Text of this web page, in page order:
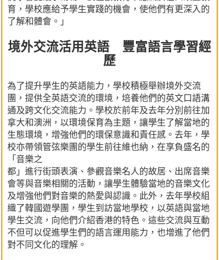
育，學校應給予學生實踐的機會，使他們有更深入的
了解和體會。」
境外交流活用英語 豐富語言學習經
歷
為了提升學生的英語能力，學校積極舉辦境外交流
團，提供全英語交流的環境，培養他們的英文口語溝
通及跨文化交流能力。學校於前年及去年分別前往加
拿大和澳洲，以環境保育為主題，讓學生了解當地的
生態環境，增強他們的環保意識和責任感。去年，學
校亦帶領管弦樂團的學生前往維也納，在享負盛名的
「音樂之
都」進行街頭表演、參觀音樂名人的故居、出席音樂
會等與音樂相關的活動，讓學生體驗當地的音樂文化
及增強他們對音樂的熱愛與認識。此外，去年學校組
織了韓國遊學團，學生到訪當地學校，以英語與當地
學生交流，向他們介紹香港的特色。這些交流與互動
不但可以促進學生們的語言運用能力，也增進了他們
對不同文化的理解。